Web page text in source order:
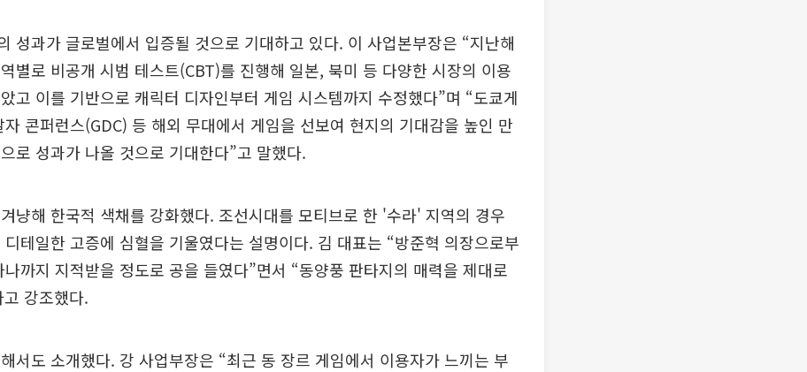
성과가 글로벌에서 입증될 것으로 기대하고 있다. 이 사업본부장은 “지난해
별로 비공개 시범 테스트(CBT)를 진행해 일본, 북미 등 다양한 시장의 이용
고 이를 기반으로 캐릭터 디자인부터 게임 시스템까지 수정했다”며 “도쿄게
콘퍼런스(GDC) 등 해외 무대에서 게임을 선보여 현지의 기대감을 높인 만
로 성과가 나올 것으로 기대한다”고 말했다.
냥해 한국적 색채를 강화했다. 조선시대를 모티브로 한 '수라' 지역의 경우
테일한 고증에 심혈을 기울였다는 설명이다. 김 대표는 “방준혁 의장으로부
까지 지적받을 정도로 공을 들였다”면서 “동양풍 판타지의 매력을 제대로
강조했다.
서도 소개했다. 강 사업부장은 “최근 동 장르 게임에서 이용자가 느끼는 부